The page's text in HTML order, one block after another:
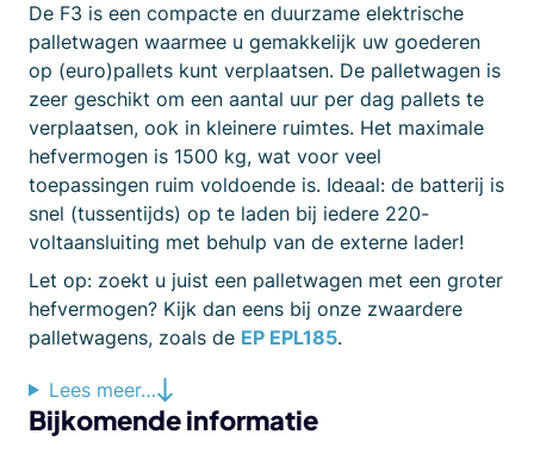
De F3 is een compacte en duurzame elektrische
palletwagen waarmee u gemakkelijk uw goederen
op (euro)pallets kunt verplaatsen. De palletwagen is
zeer geschikt om een aantal uur per dag pallets te
verplaatsen, ook in kleinere ruimtes. Het maximale
hefvermogen is 1500 kg, wat voor veel
toepassingen ruim voldoende is. Ideaal: de batterij is
snel (tussentijds) op te laden bij iedere 220-
voltaansluiting met behulp van de externe lader!
Let op: zoekt u juist een palletwagen met een groter
hefvermogen? Kijk dan eens bij onze zwaardere
palletwagens, zoals de EP EPL185.
Lees meer…
Bijkomende informatie